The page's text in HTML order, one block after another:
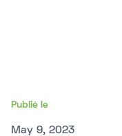
Publié le
May 9, 2023